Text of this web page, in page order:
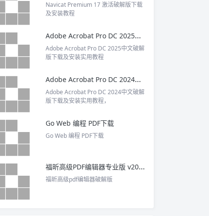
Navicat Premium 17 激活破解版下载
及安装教程
Adobe Acrobat Pro DC 2025中文破解版下载及安装实用教程
Adobe Acrobat Pro DC 2025中文破解
版下载及安装实用教程
Adobe Acrobat Pro DC 2024中文破解版下载及安装实用教程
Adobe Acrobat Pro DC 2024中文破解
版下载及安装实用教程，
Go Web 编程 PDF下载
Go Web 编程 PDF下载
福昕高级PDF编辑器专业版 v2025 中文激活版
福昕高级pdf编辑器破解版